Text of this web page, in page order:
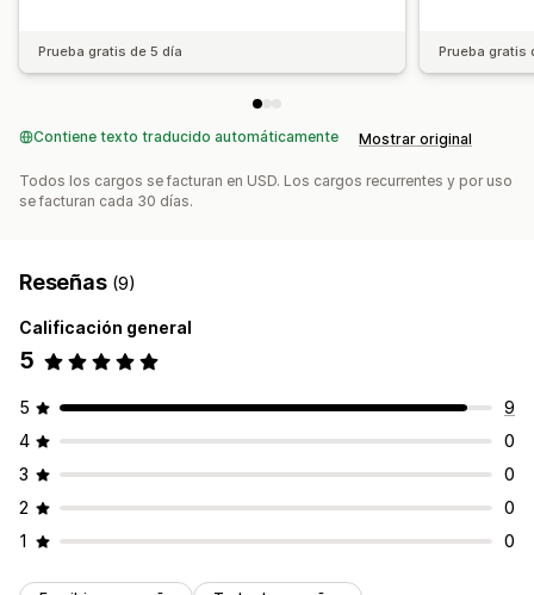
Prueba gratis de 5 día Prueba gratis
Contiene texto traducido automáticamente Mostrar original
Todos los cargos se facturan en USD. Los cargos recurrentes y por uso
se facturan cada 30 días.
Reseñas (9)
Calificación general
5
5
9
4
0
3
0
2
0
1
0